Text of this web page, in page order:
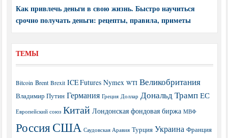
Как привлечь деньги в свою жизнь. Быстро научиться
срочно получать деньги: рецепты, правила, приметы
ТЕМЫ
Bitcoin Brent Brexit ICE Futures Nymex WTI Великобритания
Владимир Путин Германия Греция Доллар Дональд Трамп ЕС
Европейский союз Китай Лондонская фондовая биржа МВФ
РоссияСША Саудовская Аравия Турция Украина Франция